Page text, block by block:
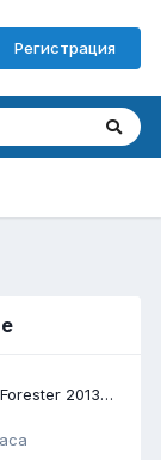
Регистрация
2013